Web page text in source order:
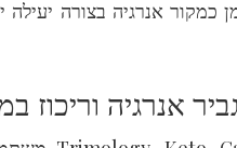
כמקור אנרגיה בצורה יעילה
אנרגיה וריכוז